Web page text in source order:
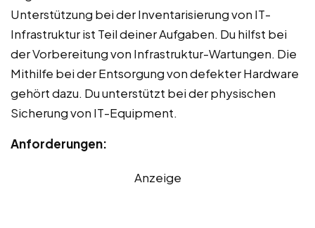
Unterstützung bei der Inventarisierung von IT-
Infrastruktur ist Teil deiner Aufgaben. Du hilfst bei
der Vorbereitung von Infrastruktur-Wartungen. Die
Mithilfe bei der Entsorgung von defekter Hardware
gehört dazu. Du unterstützt bei der physischen
Sicherung von IT-Equipment.
Anforderungen:
Anzeige